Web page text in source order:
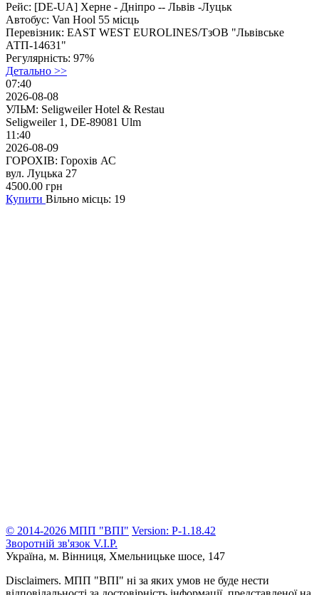
Рейс: [DE-UA] Херне - Дніпро -- Львів -Луцьк
Автобус: Van Hool 55 місць
Перевізник: EAST WEST EUROLINES/ТзОВ "Львівське
АТП-14631"
Регулярність: 97%
Детально >>
07:40
2026-08-08
УЛЬМ: Seligweiler Hotel & Restau
Seligweiler 1, DE-89081 Ulm
11:40
2026-08-09
ГОРОХІВ: Горохів АС
вул. Луцька 27
4500.00 грн
Купити Вільно місць: 19
© 2014-2026 МПП "ВПІ" Version: P-1.18.42
Зворотній зв'язок V.I.P.
Україна, м. Вінниця, Хмельницьке шосе, 147
Disclaimers. МПП "ВПІ" ні за яких умов не буде нести